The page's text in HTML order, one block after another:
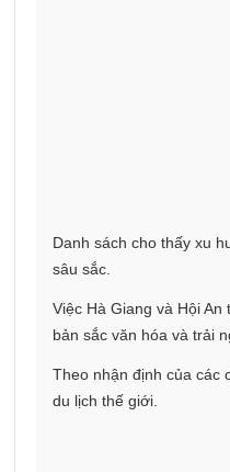
Danh sách cho thấy xu
sâu sắc.
Việc Hà Giang và Hội
bản sắc văn hóa và trải
Theo nhận định của các
du lịch thế giới.